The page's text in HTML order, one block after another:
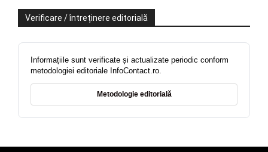
Verificare / întreținere editorială
Informațiile sunt verificate și actualizate periodic conform
metodologiei editoriale InfoContact.ro.
Metodologie editorială